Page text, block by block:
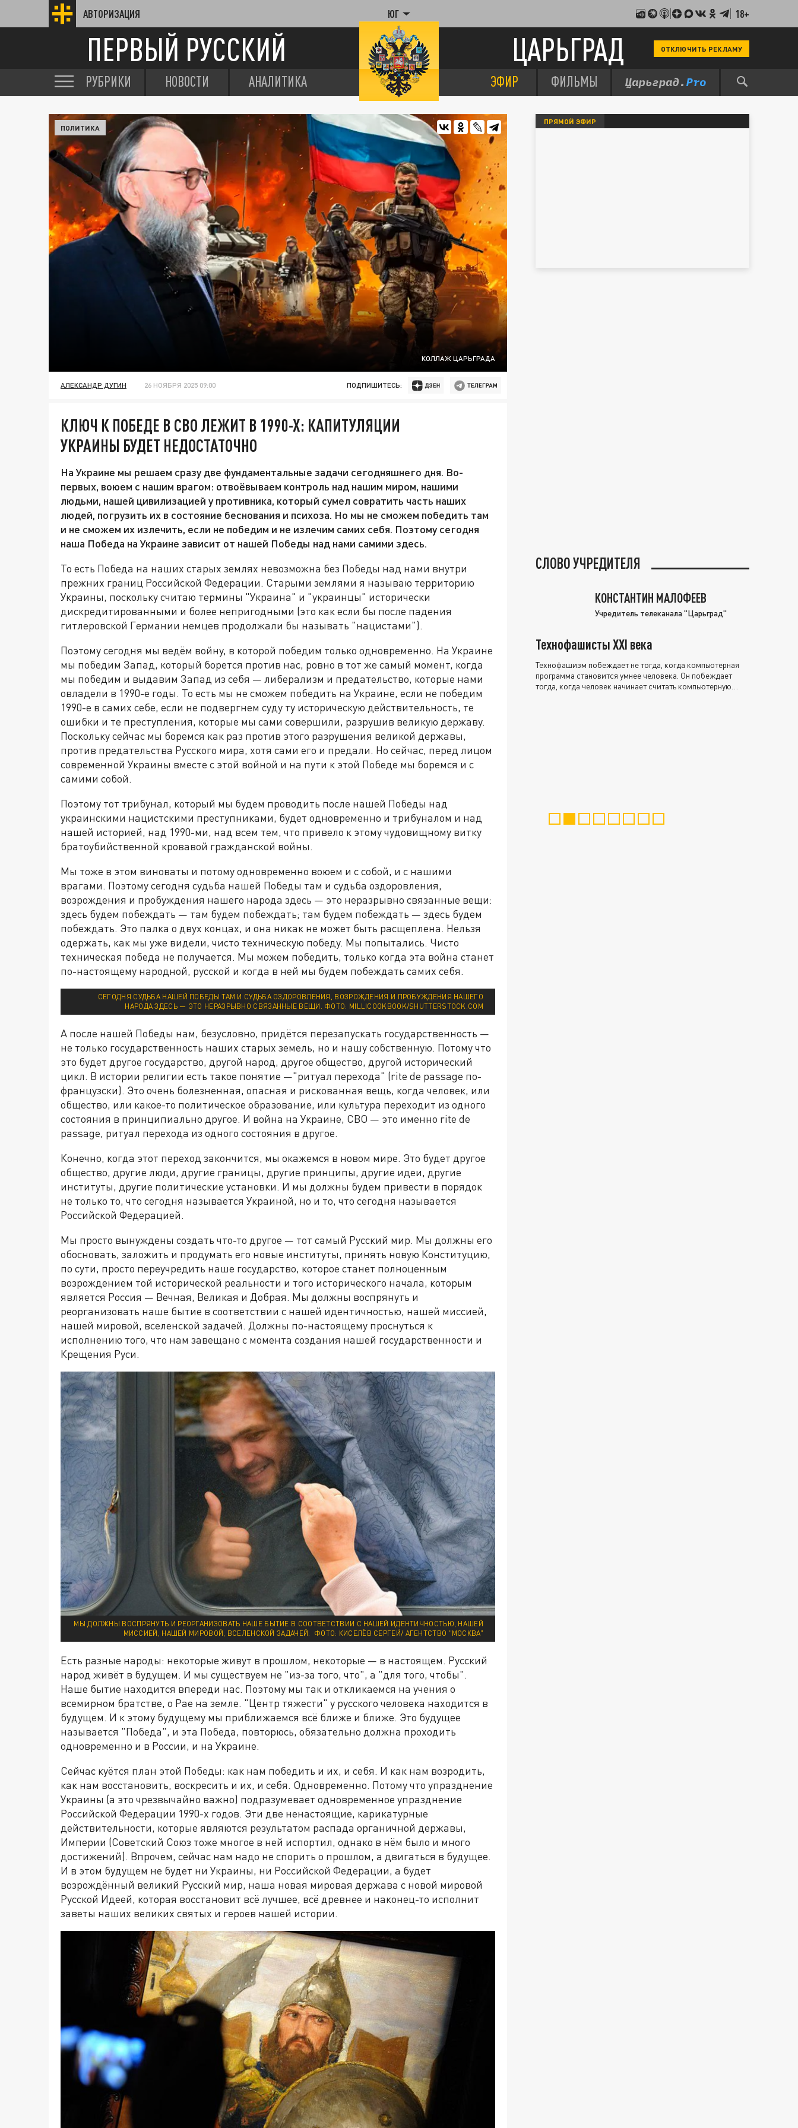
АВТОРИЗАЦИЯ ЮГ 18+
ПЕРВЫЙ РУССКИЙ ЦАРЬГРАД ОТКЛЮЧИТЬ РЕКЛАМУ
РУБРИКИ НОВОСТИ АНАЛИТИКА ЭФИР ФИЛЬМЫ
КОЛЛАЖ ЦАРЬГРАДА
ПОЛИТИКА
АЛЕКСАНДР ДУГИН 26 НОЯБРЯ 2025 09:00 ПОДПИШИТЕСЬ:
КЛЮЧ К ПОБЕДЕ В СВО ЛЕЖИТ В 1990-Х: КАПИТУЛЯЦИИ
УКРАИНЫ БУДЕТ НЕДОСТАТОЧНО
На Украине мы решаем сразу две фундаментальные задачи сегодняшнего дня. Во-
первых, воюем с нашим врагом: отвоёвываем контроль над нашим миром, нашими
людьми, нашей цивилизацией у противника, который сумел совратить часть наших
людей, погрузить их в состояние беснования и психоза. Но мы не сможем победить там
и не сможем их излечить, если не победим и не излечим самих себя. Поэтому сегодня
наша Победа на Украине зависит от нашей Победы над нами самими здесь.
То есть Победа на наших старых землях невозможна без Победы над нами внутри
прежних границ Российской Федерации. Старыми землями я называю территорию
Украины, поскольку считаю термины "Украина" и "украинцы" исторически
дискредитированными и более непригодными (это как если бы после падения
гитлеровской Германии немцев продолжали бы называть "нацистами").
Поэтому сегодня мы ведём войну, в которой победим только одновременно. На Украине
мы победим Запад, который борется против нас, ровно в тот же самый момент, когда
мы победим и выдавим Запад из себя — либерализм и предательство, которые нами
овладели в 1990-е годы. То есть мы не сможем победить на Украине, если не победим
1990-е в самих себе, если не подвергнем суду ту историческую действительность, те
ошибки и те преступления, которые мы сами совершили, разрушив великую державу.
Поскольку сейчас мы боремся как раз против этого разрушения великой державы,
против предательства Русского мира, хотя сами его и предали. Но сейчас, перед лицом
современной Украины вместе с этой войной и на пути к этой Победе мы боремся и с
самими собой.
Поэтому тот трибунал, который мы будем проводить после нашей Победы над
украинскими нацистскими преступниками, будет одновременно и трибуналом и над
нашей историей, над 1990-ми, над всем тем, что привело к этому чудовищному витку
братоубийственной кровавой гражданской войны.
Мы тоже в этом виноваты и потому одновременно воюем и с собой, и с нашими
врагами. Поэтому сегодня судьба нашей Победы там и судьба оздоровления,
возрождения и пробуждения нашего народа здесь — это неразрывно связанные вещи:
здесь будем побеждать — там будем побеждать; там будем побеждать — здесь будем
побеждать. Это палка о двух концах, и она никак не может быть расщеплена. Нельзя
одержать, как мы уже видели, чисто техническую победу. Мы попытались. Чисто
техническая победа не получается. Мы можем победить, только когда эта война станет
по-настоящему народной, русской и когда в ней мы будем побеждать самих себя.
СЕГОДНЯ СУДЬБА НАШЕЙ ПОБЕДЫ ТАМ И СУДЬБА ОЗДОРОВЛЕНИЯ, ВОЗРОЖДЕНИЯ И ПРОБУЖДЕНИЯ НАШЕГО
НАРОДА ЗДЕСЬ — ЭТО НЕРАЗРЫВНО СВЯЗАННЫЕ ВЕЩИ. ФОТО: MILLICOOKBOOK/SHUTTERSTOCK.COM
А после нашей Победы нам, безусловно, придётся перезапускать государственность —
не только государственность наших старых земель, но и нашу собственную. Потому что
это будет другое государство, другой народ, другое общество, другой исторический
цикл. В истории религии есть такое понятие —"ритуал перехода" (rite de passage по-
французски). Это очень болезненная, опасная и рискованная вещь, когда человек, или
общество, или какое-то политическое образование, или культура переходит из одного
состояния в принципиально другое. И война на Украине, СВО — это именно rite de
passage, ритуал перехода из одного состояния в другое.
Конечно, когда этот переход закончится, мы окажемся в новом мире. Это будет другое
общество, другие люди, другие границы, другие принципы, другие идеи, другие
институты, другие политические установки. И мы должны будем привести в порядок
не только то, что сегодня называется Украиной, но и то, что сегодня называется
Российской Федерацией.
Мы просто вынуждены создать что-то другое — тот самый Русский мир. Мы должны его
обосновать, заложить и продумать его новые институты, принять новую Конституцию,
по сути, просто переучредить наше государство, которое станет полноценным
возрождением той исторической реальности и того исторического начала, которым
является Россия — Вечная, Великая и Добрая. Мы должны воспрянуть и
реорганизовать наше бытие в соответствии с нашей идентичностью, нашей миссией,
нашей мировой, вселенской задачей. Должны по-настоящему проснуться к
исполнению того, что нам завещано с момента создания нашей государственности и
Крещения Руси.
МЫ ДОЛЖНЫ ВОСПРЯНУТЬ И РЕОРГАНИЗОВАТЬ НАШЕ БЫТИЕ В СООТВЕТСТВИИ С НАШЕЙ ИДЕНТИЧНОСТЬЮ, НАШЕЙ
МИССИЕЙ, НАШЕЙ МИРОВОЙ, ВСЕЛЕНСКОЙ ЗАДАЧЕЙ. ФОТО: КИСЕЛЁВ СЕРГЕЙ/ АГЕНТСТВО "МОСКВА"
Есть разные народы: некоторые живут в прошлом, некоторые — в настоящем. Русский
народ живёт в будущем. И мы существуем не "из-за того, что", а "для того, чтобы".
Наше бытие находится впереди нас. Поэтому мы так и откликаемся на учения о
всемирном братстве, о Рае на земле. "Центр тяжести" у русского человека находится в
будущем. И к этому будущему мы приближаемся всё ближе и ближе. Это будущее
называется "Победа", и эта Победа, повторюсь, обязательно должна проходить
одновременно и в России, и на Украине.
Сейчас куётся план этой Победы: как нам победить и их, и себя. И как нам возродить,
как нам восстановить, воскресить и их, и себя. Одновременно. Потому что упразднение
Украины (а это чрезвычайно важно) подразумевает одновременное упразднение
Российской Федерации 1990-х годов. Эти две ненастоящие, карикатурные
действительности, которые являются результатом распада органичной державы,
Империи (Советский Союз тоже многое в ней испортил, однако в нём было и много
достижений). Впрочем, сейчас нам надо не спорить о прошлом, а двигаться в будущее.
И в этом будущем не будет ни Украины, ни Российской Федерации, а будет
возрождённый великий Русский мир, наша новая мировая держава с новой мировой
Русской Идеей, которая восстановит всё лучшее, всё древнее и наконец-то исполнит
заветы наших великих святых и героев нашей истории.
ПРЯМОЙ ЭФИР
СЛОВО УЧРЕДИТЕЛЯ
КОНСТАНТИН МАЛОФЕЕВ
Учредитель телеканала "Царьград"
Технофашисты XXI века
Технофашизм побеждает не тогда, когда компьютерная
программа становится умнее человека. Он побеждает
тогда, когда человек начинает считать компьютерную